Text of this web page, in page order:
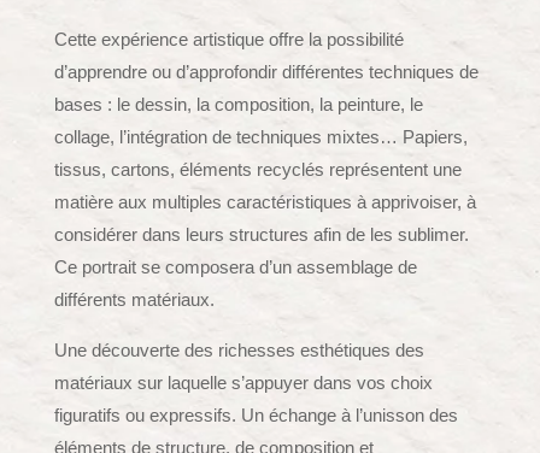
Cette expérience artistique offre la possibilité
d’apprendre ou d’approfondir différentes techniques de
bases : le dessin, la composition, la peinture, le
collage, l’intégration de techniques mixtes… Papiers,
tissus, cartons, éléments recyclés représentent une
matière aux multiples caractéristiques à apprivoiser, à
considérer dans leurs structures afin de les sublimer.
Ce portrait se composera d’un assemblage de
différents matériaux.
Une découverte des richesses esthétiques des
matériaux sur laquelle s’appuyer dans vos choix
figuratifs ou expressifs. Un échange à l’unisson des
éléments de structure, de composition et